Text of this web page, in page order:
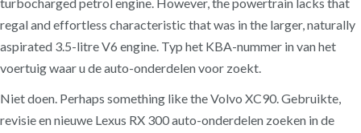
regal and effortless characteristic that was in the larger, naturally
aspirated 3.5-litre V6 engine. Typ het KBA-nummer in van het
voertuig waar u de auto-onderdelen voor zoekt.
Niet doen. Perhaps something like the Volvo XC90. Gebruikte,
revisie en nieuwe Lexus RX 300 auto-onderdelen zoeken in de